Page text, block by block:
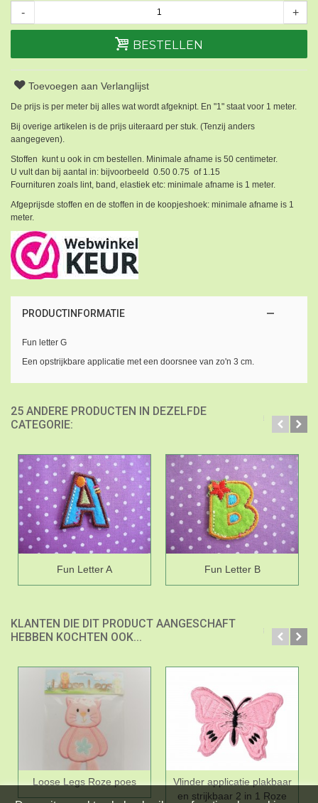
- +
BESTELLEN
Toevoegen aan Verlanglijst
De prijs is per meter bij alles wat wordt afgeknipt. En "1" staat voor 1 meter.
Bij overige artikelen is de prijs uiteraard per stuk. (Tenzij anders
aangegeven).
Stoffen kunt u ook in cm bestellen. Minimale afname is 50 centimeter.
U vult dan bij aantal in: bijvoorbeeld 0.50 0.75 of 1.15
Fournituren zoals lint, band, elastiek etc: minimale afname is 1 meter.
Afgeprijsde stoffen en de stoffen in de koopjeshoek: minimale afname is 1
meter.
PRODUCTINFORMATIE
Fun letter G
Een opstrijkbare applicatie met een doorsnee van zo'n 3 cm.
25 ANDERE PRODUCTEN IN DEZELFDE
CATEGORIE:
Fun Letter A Fun Letter B
KLANTEN DIE DIT PRODUCT AANGESCHAFT
HEBBEN KOCHTEN OOK...
Loose Legs Roze poes
Vlinder applicatie plakbaar
en strijkbaar 2 in 1 Roze